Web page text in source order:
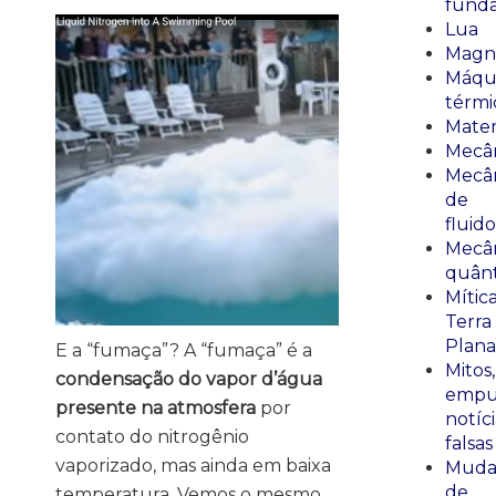
E a “fumaça”? A “fumaça” é a
condensação do vapor d’água
presente na atmosfera por
contato do nitrogênio
vaporizado, mas ainda em baixa
Lua
de
Terra
Plana
Mitos,
falsas